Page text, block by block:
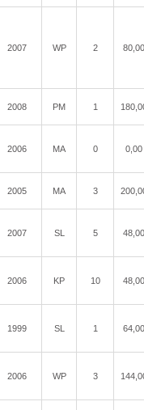
2007 WP 2 80,00
2008 PM 1
2006 MA 0 0,00
2005 MA 3
2007 SL 5 48,00
2006 KP 10 48,00
1999 SL 1 64,00
2006 WP 3